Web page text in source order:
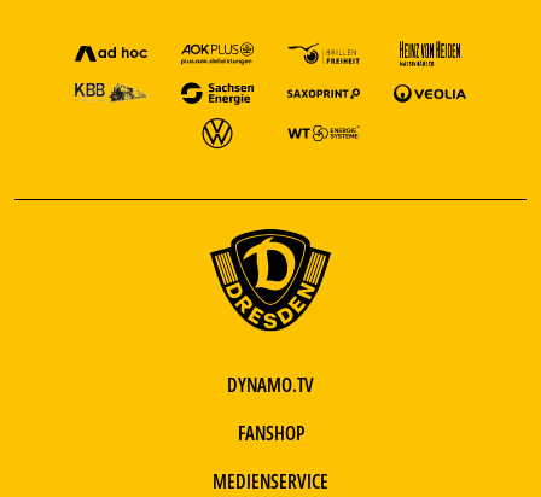
DYNAMO.TV
FANSHOP
MEDIENSERVICE